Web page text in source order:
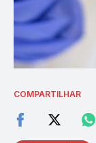
COMPARTILHAR